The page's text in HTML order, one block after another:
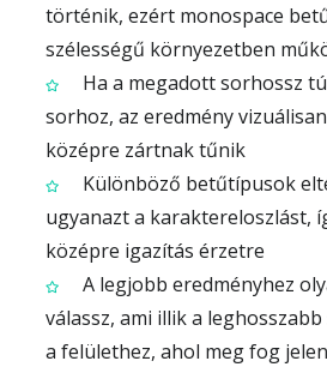
történik, ezért monospace
szélességű környezetben
Ha a megadott sorhossz
sorhoz, az eredmény
középre zártnak tűnik
Különböző betűtípusok
ugyanazt a karaktereloszlást,
középre igazítás érzetre
A legjobb eredményhez
válassz, ami illik a
a felülethez, ahol meg fog